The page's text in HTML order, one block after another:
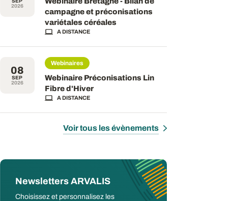
2026
campagne et préconisations
variétales céréales
A DISTANCE
08
SEP
2026
Webinaires
Webinaire Préconisations Lin
Fibre d'Hiver
A DISTANCE
Voir tous les évènements
Newsletters ARVALIS
Choisissez et personnalisez les